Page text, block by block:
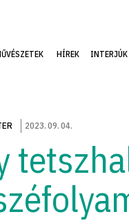
HÍREK INTERJÚK
2023.09.04.